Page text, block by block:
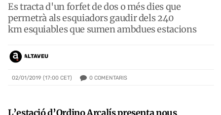
Es tracta d'un forfet de dos o més dies que
permetrà als esquiadors gaudir dels 240
km esquiables que sumen ambdues estacions
ALTAVEU
02/01/2019 (17:00 CET) 0 COMENTARIS
L’estació d’Ordino Arcalís presenta nous